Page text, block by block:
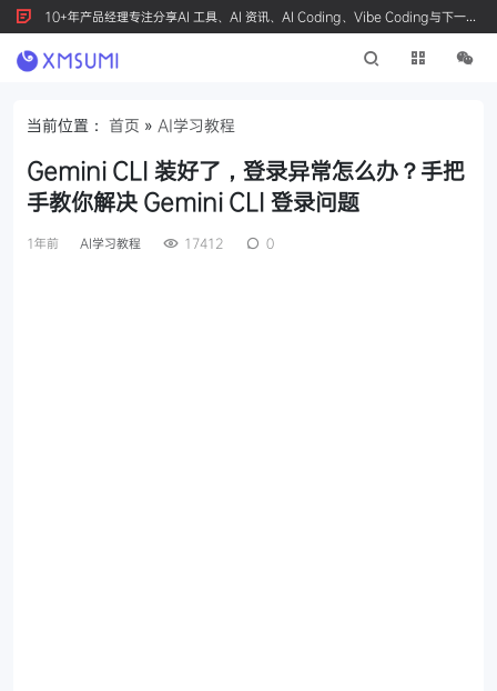
10+年产品经理专注分享AI 工具、AI 资讯、AI Coding、Vibe Coding与下一代
产品创新，按 Ctrl+D 收藏我们
当前位置： 首页 » AI学习教程
Gemini CLI 装好了，登录异常怎么办？手把
手教你解决 Gemini CLI 登录问题
1年前 AI学习教程 17412 0